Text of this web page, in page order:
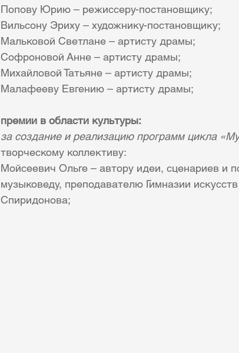
Попову Юрию – режиссеру-постановщику;
Вильсону Эриху – художнику-постановщику;
Мальковой Светлане – артисту драмы;
Софроновой Анне – артисту драмы;
Михайловой Татьяне – артисту драмы;
Малафееву Евгению – артисту драмы;
премии в области культуры:
за создание и реализацию программ цикла
творческому коллективу:
Мойсеевич Ольге – автору идеи, сценариев и
музыковеду, преподавателю Гимназии
Спиридонова;